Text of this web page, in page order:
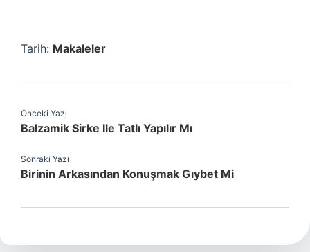
Tarih: Makaleler
Önceki Yazı
Balzamik Sirke Ile Tatlı Yapılır Mı
Sonraki Yazı
Birinin Arkasından Konuşmak Gıybet Mi